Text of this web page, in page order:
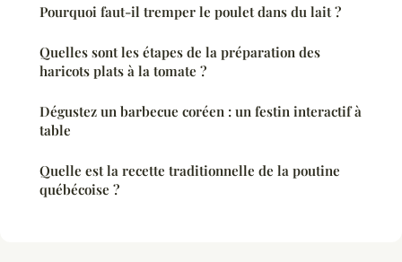
Pourquoi faut-il tremper le poulet dans du lait ?
Quelles sont les étapes de la préparation des
haricots plats à la tomate ?
Dégustez un barbecue coréen : un festin interactif à
table
Quelle est la recette traditionnelle de la poutine
québécoise ?